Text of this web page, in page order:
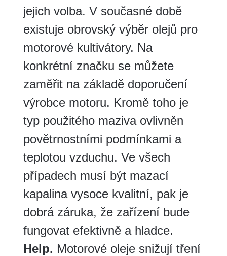
jejich volba. V současné době
existuje obrovský výběr olejů pro
motorové kultivátory. Na
konkrétní značku se můžete
zaměřit na základě doporučení
výrobce motoru. Kromě toho je
typ použitého maziva ovlivněn
povětrnostními podmínkami a
teplotou vzduchu. Ve všech
případech musí být mazací
kapalina vysoce kvalitní, pak je
dobrá záruka, že zařízení bude
fungovat efektivně a hladce.
Help. Motorové oleje snižují tření